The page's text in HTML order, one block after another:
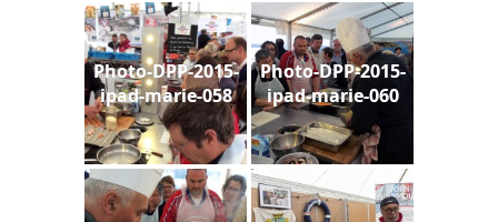
Photo-DPP-2015-
ipad-marie-058
Photo-DPP-2015-
ipad-marie-060